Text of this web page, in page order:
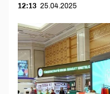
12:13 25.04.2025